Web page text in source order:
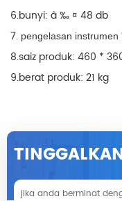
6.bunyi: â ‰ ¤ 48 db
7. pengelasan instrumen
8.saiz produk: 460 *
9.berat produk: 21 kg
jika anda berminat